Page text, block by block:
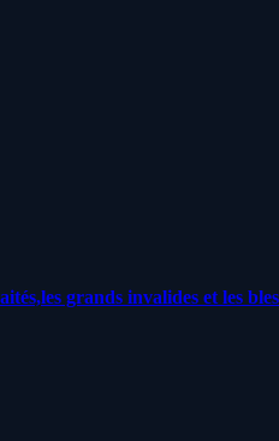
grands invalides et les